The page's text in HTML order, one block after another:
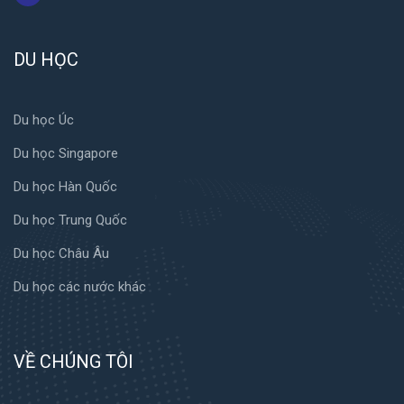
DU HỌC
Du học Úc
Du học Singapore
Du học Hàn Quốc
Du học Trung Quốc
Du học Châu Âu
Du học các nước khác
VỀ CHÚNG TÔI